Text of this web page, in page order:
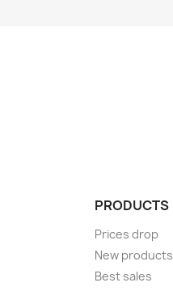
PRODUCTS
Prices drop
New products
Best sales